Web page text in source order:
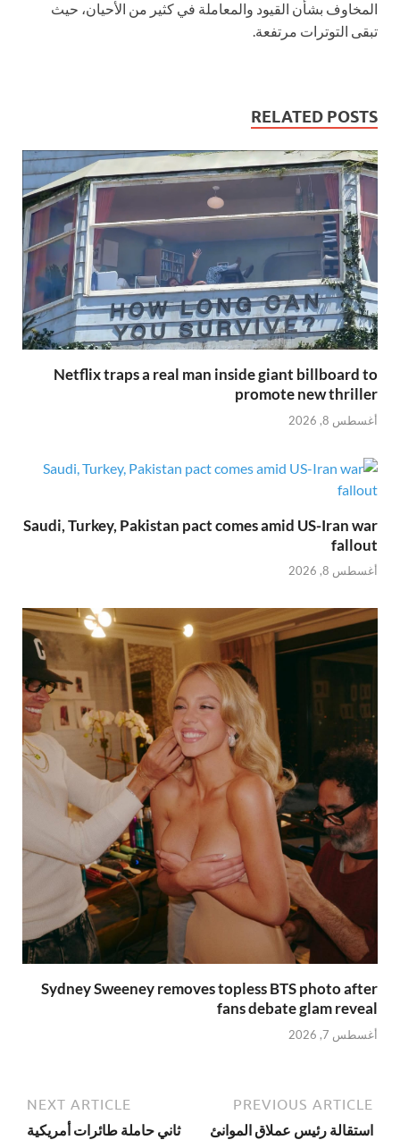
المخاوف بشأن القيود والمعاملة في كثير من الأحيان، حيث
تبقى التوترات مرتفعة.
RELATED POSTS
Netflix traps a real man inside giant billboard to
promote new thriller
أغسطس 8, 2026
Saudi, Turkey, Pakistan pact comes amid US-Iran war
fallout
أغسطس 8, 2026
Sydney Sweeney removes topless BTS photo after
fans debate glam reveal
أغسطس 7, 2026
PREVIOUS ARTICLE
استقالة رئيس عملاق الموانئ
NEXT ARTICLE
ثاني حاملة طائرات أمريكية